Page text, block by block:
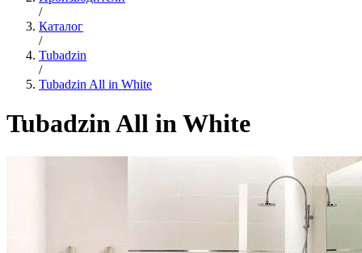
/
Каталог
/
Tubadzin
/
Tubadzin All in White
Tubadzin All in White